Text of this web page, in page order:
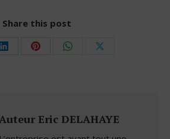
Share this post
Share
Share
Share
Share
Eric DELAHAYE